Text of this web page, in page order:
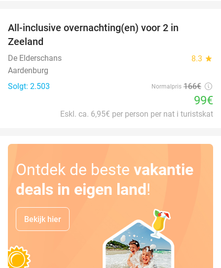
All-inclusive overnachting(en) voor 2 in
Zeeland
De Elderschans 8.3 star
Aardenburg
Solgt: 2.503
Normalpris 166€
99€
Eskl. ca. 6,95€ per person per nat i turistskat
Ontdek de beste vakantie
deals in eigen land!
Bekijk hier